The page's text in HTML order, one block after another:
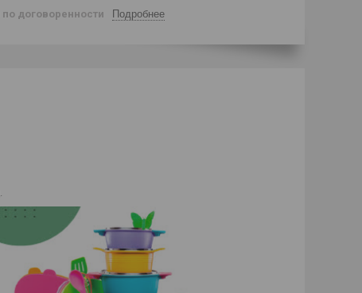
по договоренности Подробнее